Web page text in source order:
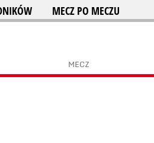
MECZ PO MECZU
MECZ